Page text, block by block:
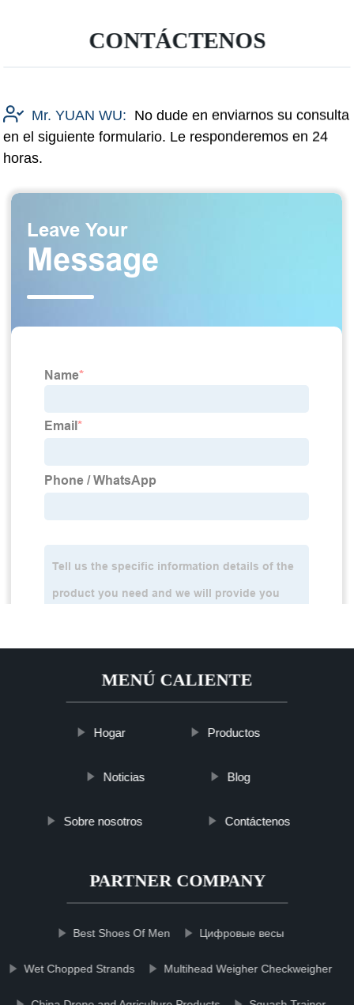
CONTÁCTENOS
Mr. YUAN WU: No dude en enviarnos su consulta
en el siguiente formulario. Le responderemos en 24
horas.
MENÚ CALIENTE
Hogar Productos
Noticias Blog
Sobre nosotros Contáctenos
PARTNER COMPANY
Best Shoes Of Men Цифровые весы
Wet Chopped Strands Multihead Weigher Checkweigher